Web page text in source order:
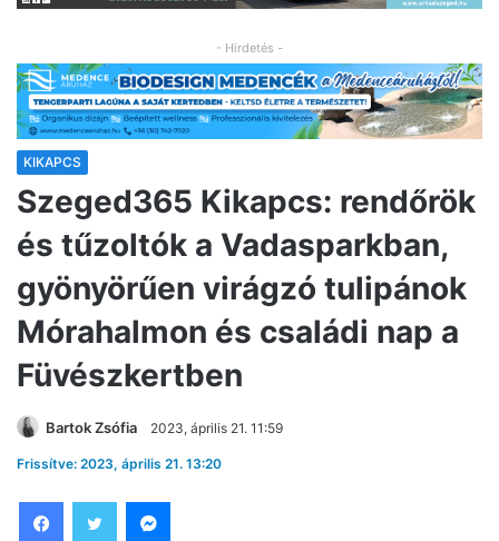
- Hirdetés -
KIKAPCS
Szeged365 Kikapcs: rendőrök
és tűzoltók a Vadasparkban,
gyönyörűen virágzó tulipánok
Mórahalmon és családi nap a
Füvészkertben
Bartok Zsófia 2023, április 21. 11:59
Frissítve: 2023, április 21. 13:20